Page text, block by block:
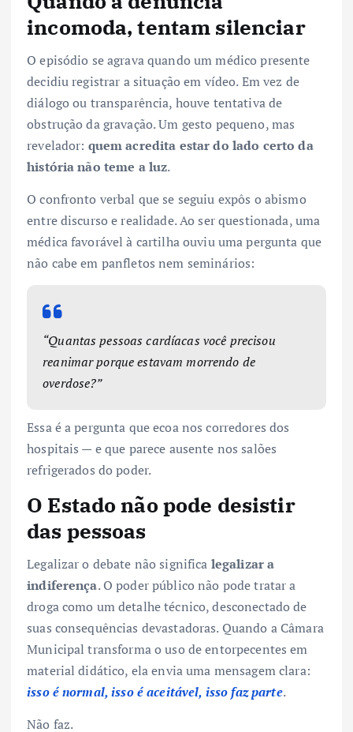
incomoda, tentam silenciar
O episódio se agrava quando um médico presente
decidiu registrar a situação em vídeo. Em vez de
diálogo ou transparência, houve tentativa de
obstrução da gravação. Um gesto pequeno, mas
revelador: quem acredita estar do lado certo da
história não teme a luz.
O confronto verbal que se seguiu expôs o abismo
entre discurso e realidade. Ao ser questionada, uma
médica favorável à cartilha ouviu uma pergunta que
não cabe em panfletos nem seminários:
“Quantas pessoas cardíacas você precisou
reanimar porque estavam morrendo de
overdose?”
Essa é a pergunta que ecoa nos corredores dos
hospitais — e que parece ausente nos salões
refrigerados do poder.
O Estado não pode desistir
das pessoas
Legalizar o debate não significa legalizar a
indiferença. O poder público não pode tratar a
droga como um detalhe técnico, desconectado de
suas consequências devastadoras. Quando a Câmara
Municipal transforma o uso de entorpecentes em
material didático, ela envia uma mensagem clara:
isso é normal, isso é aceitável, isso faz parte.
Não faz.